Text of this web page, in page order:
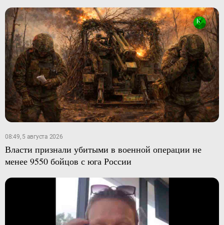
08:49, 5 августа 2026
Власти признали убитыми в военной операции не
менее 9550 бойцов с юга России